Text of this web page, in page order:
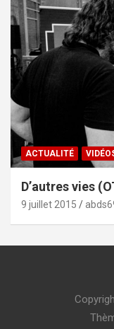
ACTUALITÉ
D’autres vies
9 juillet 2015